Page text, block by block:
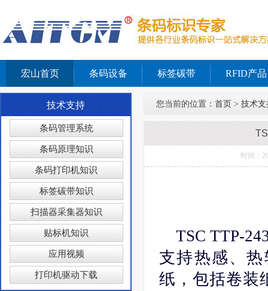
宏山首页 条码设备 标签碳带 RFID产品
技术支持
条码管理系统
条码原理知识
条码打印机知识
标签碳带知识
扫描器采集器知识
贴标机知识
应用视频
打印机驱动下载
您当前的位置： 首页 > 技术支
时间：
TSC TTP-
支持热感、
纸，包括卷装